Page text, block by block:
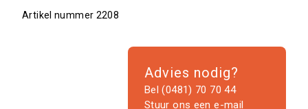
Artikel nummer 2208
Advies nodig?
Bel (0481) 70 70 44
Stuur ons een e-mail